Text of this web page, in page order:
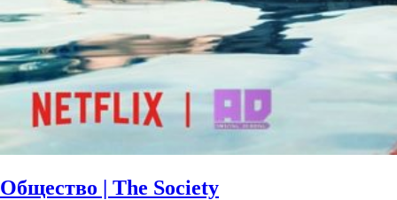
Общество | The Society